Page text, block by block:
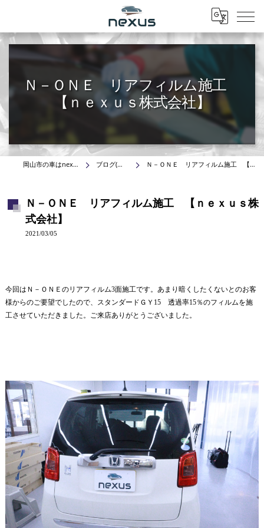
Menu
Ｎ－ＯＮＥ リアフィルム施工
【ｎｅｘｕｓ株式会社】
岡山市の車はnexus株式会社 ブログ(施工事例) Ｎ－ＯＮＥ リアフィルム施工 【ｎｅｘｕｓ株式会社】
Ｎ－ＯＮＥ リアフィルム施工 【ｎｅｘｕｓ株
式会社】
2021/03/05
今回はＮ－ＯＮＥのリアフィルム3面施工です。あまり暗くしたくないとのお客
様からのご要望でしたので、スタンダードＧＹ15 透過率15％のフィルムを施
工させていただきました。ご来店ありがとうございました。